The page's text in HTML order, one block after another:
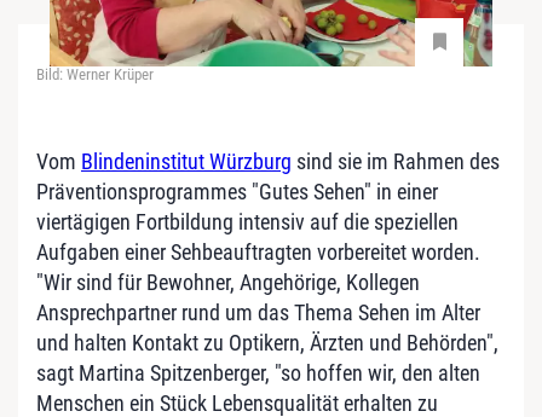
Bild: Werner Krüper
Vom Blindeninstitut Würzburg sind sie im Rahmen des
Präventionsprogrammes "Gutes Sehen" in einer
viertägigen Fortbildung intensiv auf die speziellen
Aufgaben einer Sehbeauftragten vorbereitet worden.
"Wir sind für Bewohner, Angehörige, Kollegen
Ansprechpartner rund um das Thema Sehen im Alter
und halten Kontakt zu Optikern, Ärzten und Behörden",
sagt Martina Spitzenberger, "so hoffen wir, den alten
Menschen ein Stück Lebensqualität erhalten zu